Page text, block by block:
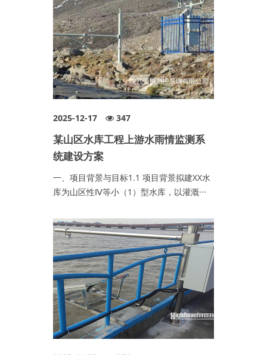
2025-12-17 347
某山区水库工程上游水雨情监测系
统建设方案
一、项目背景与目标1.1 项目背景拟建XX水
库为山区性Ⅳ等小（1）型水库，以灌溉···